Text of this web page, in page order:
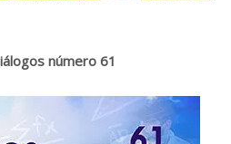
número 61